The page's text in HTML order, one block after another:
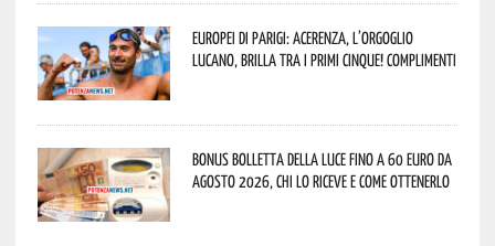
Europei di Parigi: Acerenza, l’orgoglio
lucano, brilla tra i primi cinque! Complimenti
Bonus bolletta della luce fino a 60 euro da
agosto 2026, chi lo riceve e come ottenerlo